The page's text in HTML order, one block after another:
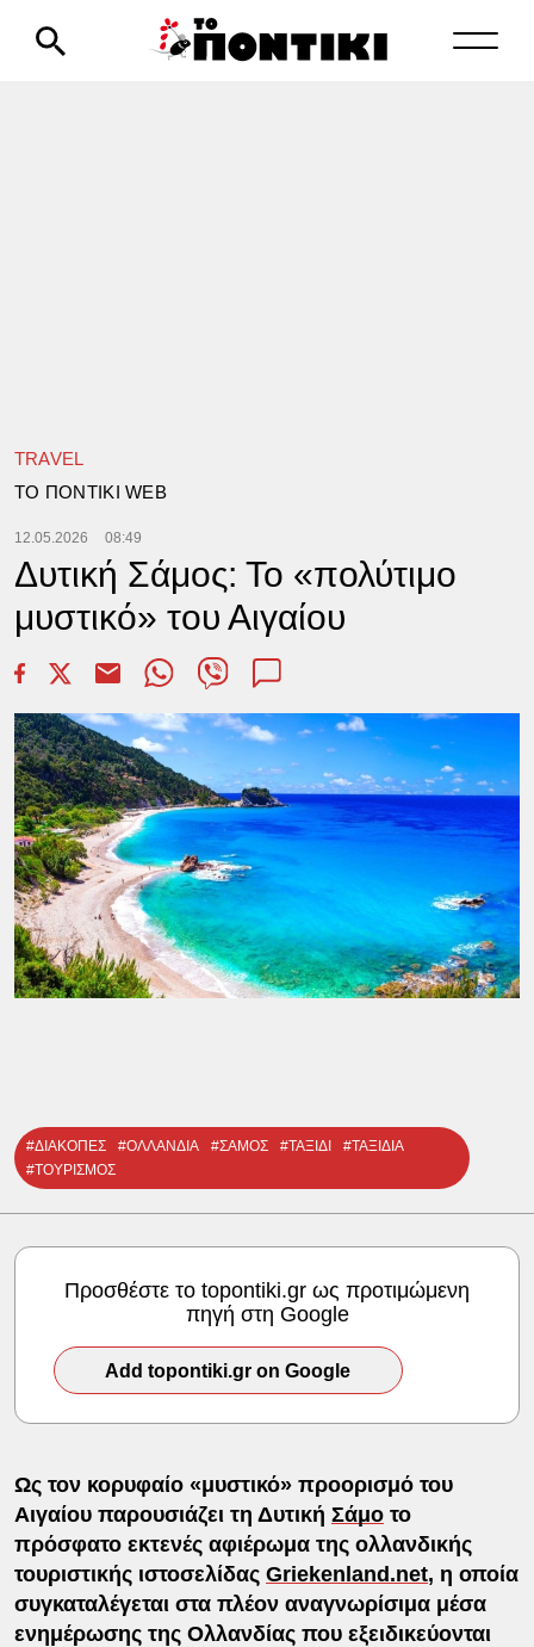
TRAVEL
TΟ ΠΟΝΤΙΚΙ WEB
12.05.2026 08:49
Δυτική Σάμος: Το «πολύτιμο
μυστικό» του Αιγαίου
#ΔΙΑΚΟΠΕΣ #ΟΛΛΑΝΔΙΑ #ΣΑΜΟΣ #ΤΑΞΙΔΙ
#ΤΑΞΙΔΙΑ
#ΤΟΥΡΙΣΜΟΣ
Προσθέστε το topontiki.gr ως προτιμώμενη
πηγή στη Google
Add topontiki.gr on Google
Ως τον κορυφαίο «μυστικό» προορισμό του
Αιγαίου παρουσιάζει τη Δυτική Σάμοτο
πρόσφατο εκτενές αφιέρωμα της ολλανδικής
τουριστικής ιστοσελίδας Griekenland.net, η οποία
συγκαταλέγεται στα πλέον αναγνωρίσιμα μέσα
ενημέρωσης της Ολλανδίας που εξειδικεύονται